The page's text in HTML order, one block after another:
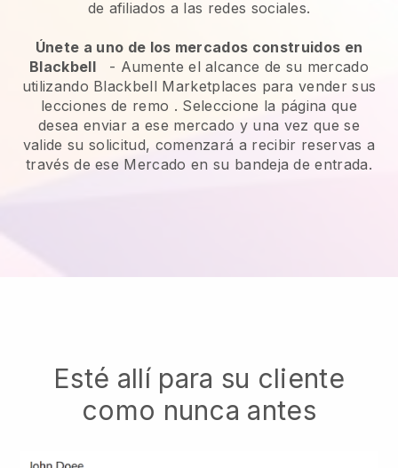
de afiliados a las redes sociales.
Únete a uno de los mercados construidos en
Blackbell
- Aumente el alcance de su mercado
utilizando Blackbell Marketplaces para vender sus
lecciones de remo . Seleccione la página que
desea enviar a ese mercado y una vez que se
valide su solicitud, comenzará a recibir reservas a
través de ese Mercado en su bandeja de entrada.
Esté allí para su cliente
como nunca antes